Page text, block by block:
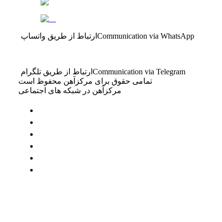
ارتباط از طریق واتساپ Communication via WhatsApp
ارتباط از طریق تلگرام Communication via Telegram
تمامی حقوق برای مرکزآهن محفوظ است
مرکزآهن در شبکه های اجتماعی